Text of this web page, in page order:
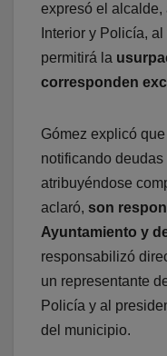
expresó el alcalde,
Interior y Policía,
permitirá la
corresponden
Gómez explicó
notificando
atribuyéndose
aclaró, son
Ayuntamiento y
responsabilizó
un representante
Policía y al
del municipio.